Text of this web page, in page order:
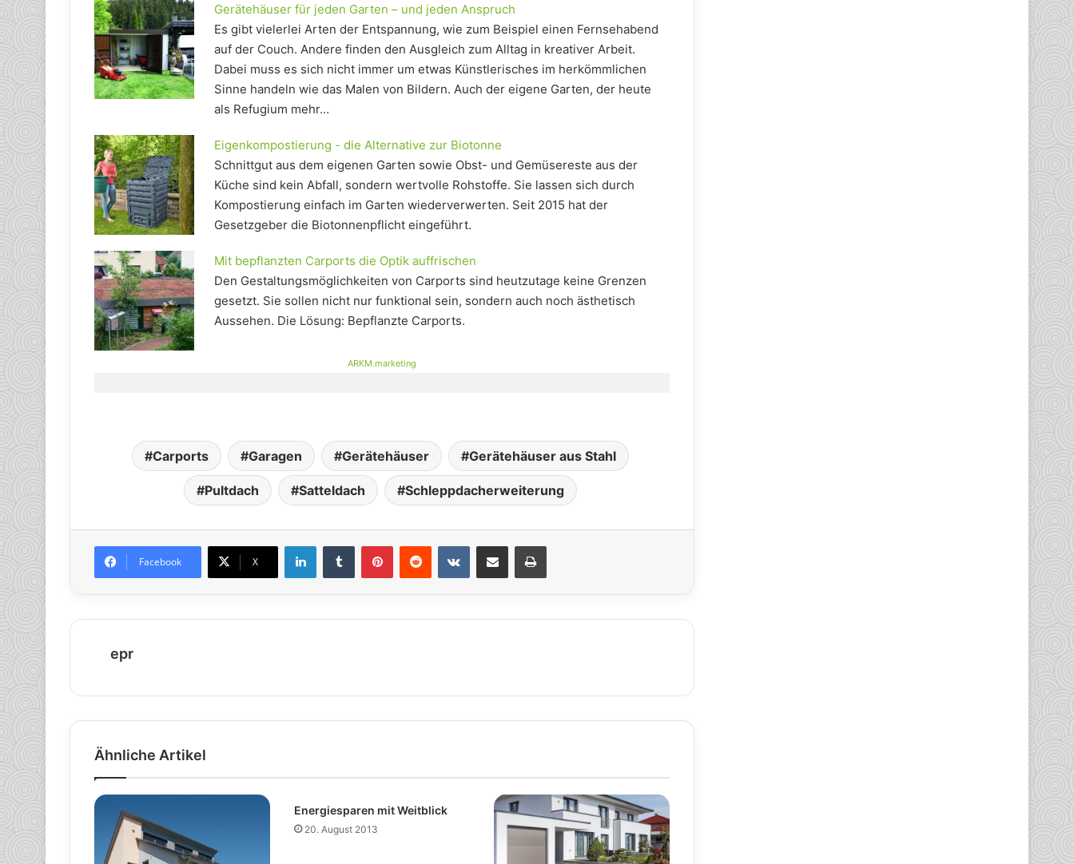
Gerätehäuser für jeden Garten – und jeden Anspruch
Es gibt vielerlei Arten der Entspannung, wie zum Beispiel einen Fernsehabend
auf der Couch. Andere finden den Ausgleich zum Alltag in kreativer Arbeit.
Dabei muss es sich nicht immer um etwas Künstlerisches im herkömmlichen
Sinne handeln wie das Malen von Bildern. Auch der eigene Garten, der heute
als Refugium mehr…
Eigenkompostierung - die Alternative zur Biotonne
Schnittgut aus dem eigenen Garten sowie Obst- und Gemüsereste aus der
Küche sind kein Abfall, sondern wertvolle Rohstoffe. Sie lassen sich durch
Kompostierung einfach im Garten wiederverwerten. Seit 2015 hat der
Gesetzgeber die Biotonnenpflicht eingeführt.
Mit bepflanzten Carports die Optik auffrischen
Den Gestaltungsmöglichkeiten von Carports sind heutzutage keine Grenzen
gesetzt. Sie sollen nicht nur funktional sein, sondern auch noch ästhetisch
Aussehen. Die Lösung: Bepflanzte Carports.
ARKM.marketing
Carports Garagen Gerätehäuser Gerätehäuser aus Stahl
Pultdach Satteldach Schleppdacherweiterung
Facebook X
epr
Ähnliche Artikel
Energiesparen mit Weitblick
20. August 2013